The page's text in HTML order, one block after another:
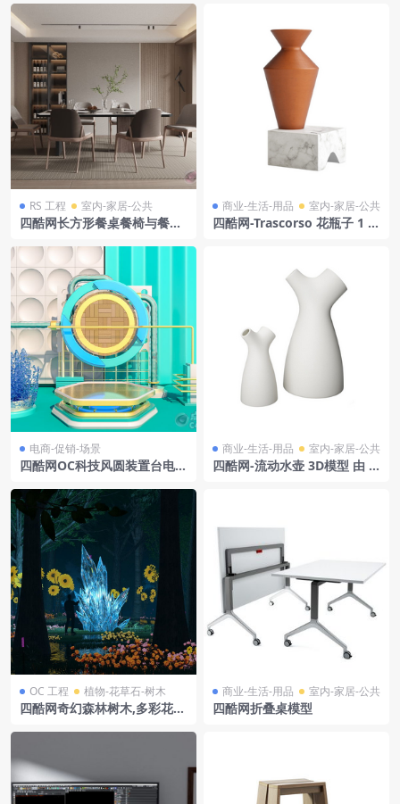
RS 工程 室内-家居-公共
四酷网长方形餐桌餐椅与餐厅
商业-生活-用品 室内-家居-公共
四酷网-Trascorso 花瓶子 1 3
电商-促销-场景
四酷网OC科技风圆装置台电子
商业-生活-用品 室内-家居-公共
四酷网-流动水壶 3D模型 由 M
OC 工程 植物-花草石-树木
四酷网奇幻森林树木,多彩花
商业-生活-用品 室内-家居-公共
四酷网折叠桌模型